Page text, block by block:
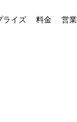
ライズ 料金 営